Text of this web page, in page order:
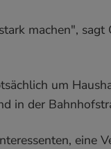
machen", sagt
um
in der
eine